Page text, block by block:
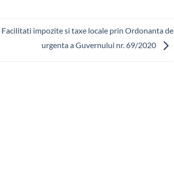
Facilitati impozite si taxe locale prin Ordonanta de
urgenta a Guvernului nr. 69/2020